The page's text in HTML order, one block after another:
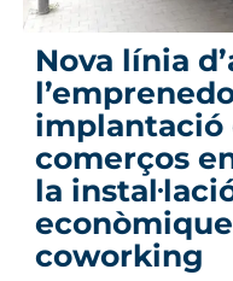
Nova línia
implantació
comerços
la
coworking